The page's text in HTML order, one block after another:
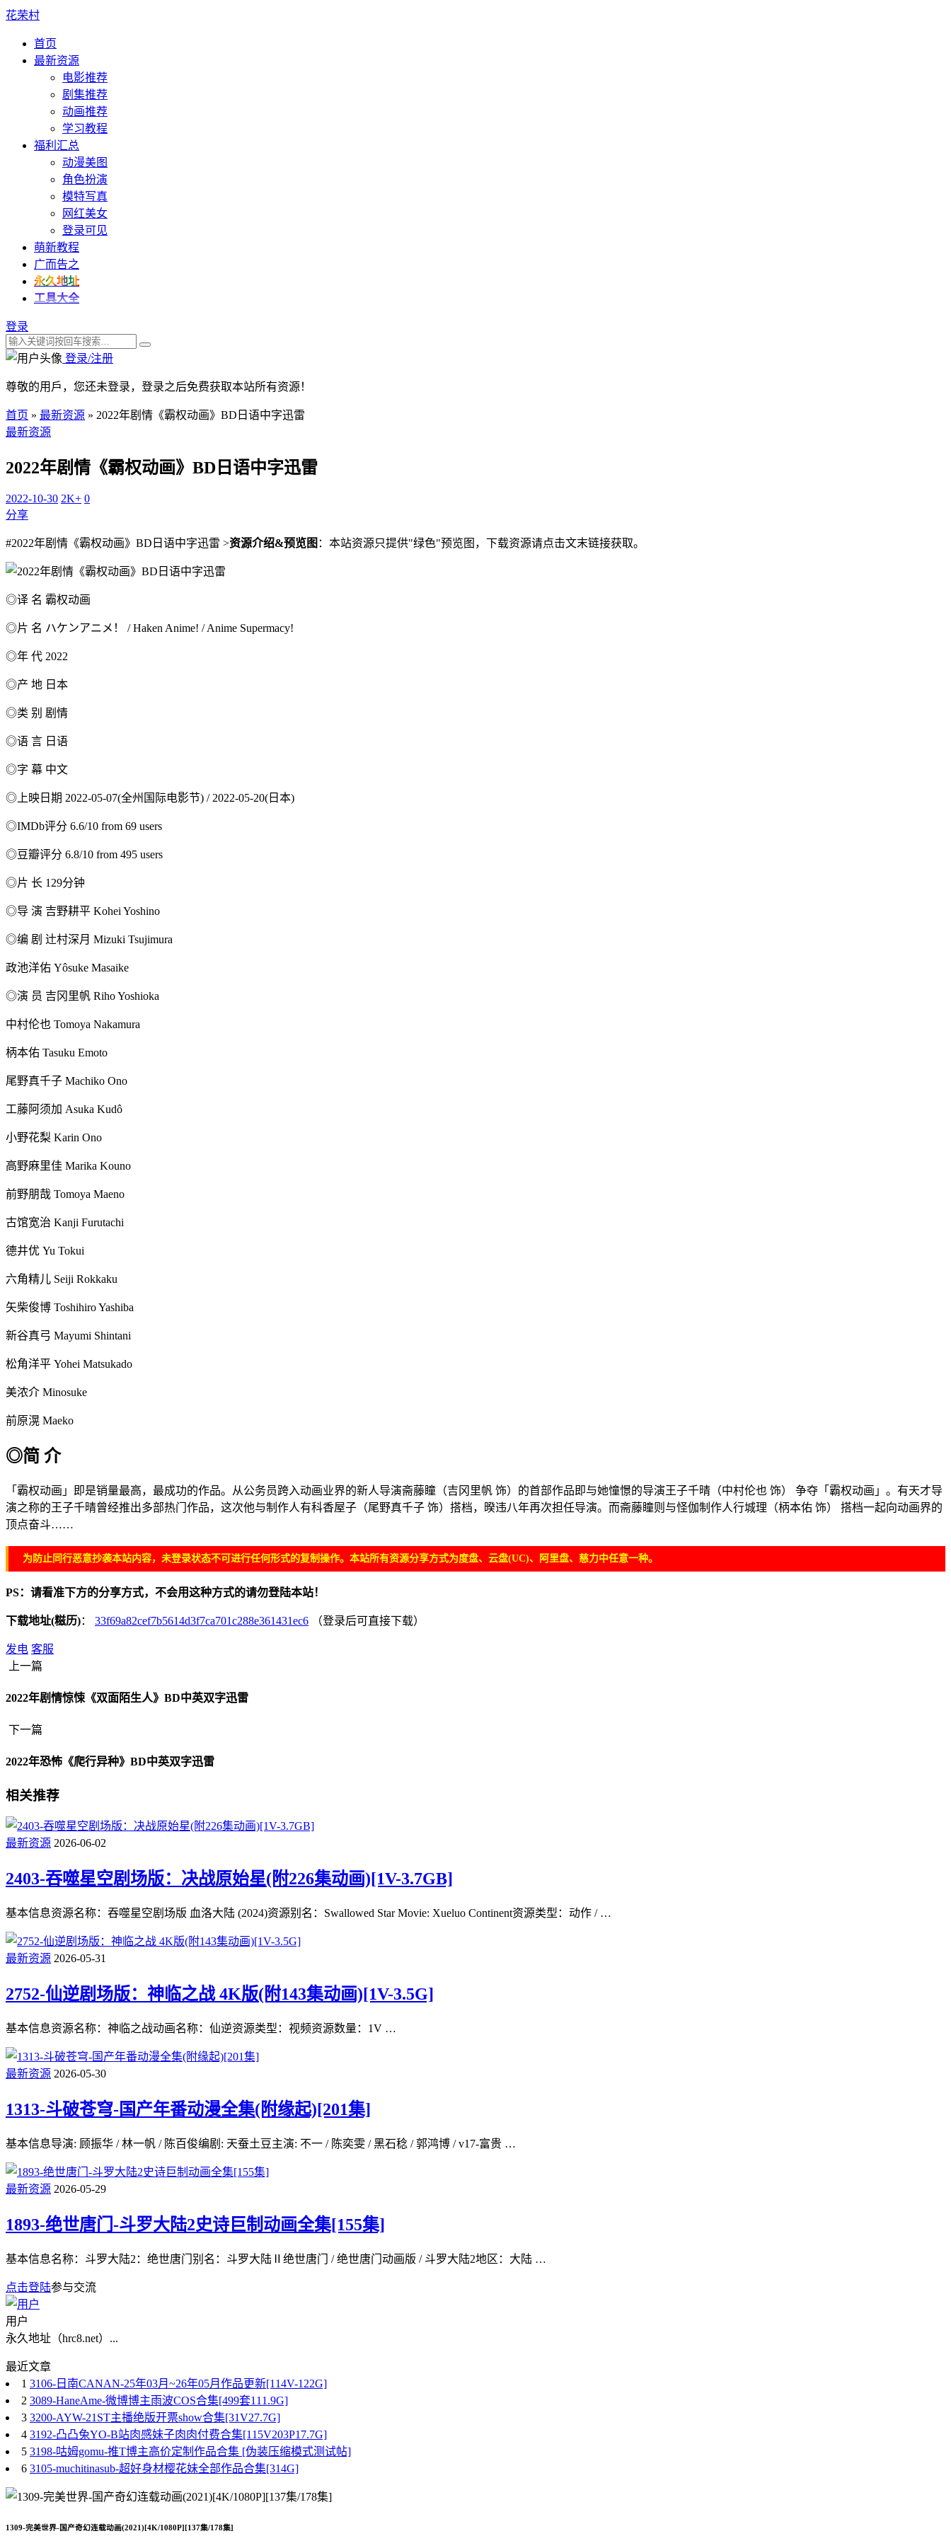
花荣村
首页
最新资源
电影推荐
剧集推荐
动画推荐
学习教程
福利汇总
动漫美图
角色扮演
模特写真
网红美女
登录可见
萌新教程
广而告之
永久地址
工具大全
登录
登录/注册
尊敬的用戶，您还未登录，登录之后免费获取本站所有资源！
首页 » 最新资源 » 2022年剧情《霸权动画》BD日语中字迅雷
最新资源
2022年剧情《霸权动画》BD日语中字迅雷
2022-10-30 2K+ 0
分享
#2022年剧情《霸权动画》BD日语中字迅雷 >资源介绍&预览图 ：本站资源只提供"绿色"预览图，下载资源请点击文末链接获取。
◎译 名 霸权动画
◎片 名 ハケンアニメ！ / Haken Anime! / Anime Supermacy!
◎年 代 2022
◎产 地 日本
◎类 别 剧情
◎语 言 日语
◎字 幕 中文
◎上映日期 2022-05-07(全州国际电影节) / 2022-05-20(日本)
◎IMDb评分 6.6/10 from 69 users
◎豆瓣评分 6.8/10 from 495 users
◎片 长 129分钟
◎导 演 吉野耕平 Kohei Yoshino
◎编 剧 辻村深月 Mizuki Tsujimura
政池洋佑 Yôsuke Masaike
◎演 员 吉冈里帆 Riho Yoshioka
中村伦也 Tomoya Nakamura
柄本佑 Tasuku Emoto
尾野真千子 Machiko Ono
工藤阿须加 Asuka Kudô
小野花梨 Karin Ono
高野麻里佳 Marika Kouno
前野朋哉 Tomoya Maeno
古馆宽治 Kanji Furutachi
德井优 Yu Tokui
六角精儿 Seiji Rokkaku
矢柴俊博 Toshihiro Yashiba
新谷真弓 Mayumi Shintani
松角洋平 Yohei Matsukado
美浓介 Minosuke
前原滉 Maeko
◎简 介
「霸权动画」即是销量最高，最成功的作品。从公务员跨入动画业界的新人导演斋藤瞳（吉冈里帆 饰）的首部作品即与她憧憬的导演王子千晴（中村伦也 饰） 争夺「霸权动画」。有天才导
演之称的王子千晴曾经推出多部热门作品，这次他与制作人有科香屋子（尾野真千子 饰）搭档，暌违八年再次担任导演。而斋藤瞳则与怪伽制作人行城理（柄本佑 饰） 搭档一起向动画界的
顶点奋斗……
为防止同行恶意抄袭本站内容，未登录状态不可进行任何形式的复制操作。本站所有资源分享方式为度盘、云盘(UC)、阿里盘、慈力中任意一种。
PS：请看准下方的分享方式，不会用这种方式的请勿登陆本站！
下载地址(糍历)： 33f69a82cef7b5614d3f7ca701c288e361431ec6 （登录后可直接下载）
发电 客服
上一篇
2022年剧情惊悚《双面陌生人》BD中英双字迅雷
下一篇
2022年恐怖《爬行异种》BD中英双字迅雷
相关推荐
最新资源 2026-06-02
2403-吞噬星空剧场版：决战原始星(附226集动画)[1V-3.7GB]
基本信息资源名称：吞噬星空剧场版 血洛大陆 (2024)资源别名：Swallowed Star Movie: Xueluo Continent资源类型：动作 / …
最新资源 2026-05-31
2752-仙逆剧场版：神临之战 4K版(附143集动画)[1V-3.5G]
基本信息资源名称：神临之战动画名称：仙逆资源类型：视频资源数量：1V …
最新资源 2026-05-30
1313-斗破苍穹-国产年番动漫全集(附缘起)[201集]
基本信息导演: 顾振华 / 林一帆 / 陈百俊编剧: 天蚕土豆主演: 不一 / 陈奕雯 / 黑石稔 / 郭鸿博 / v17-富贵 …
最新资源 2026-05-29
1893-绝世唐门-斗罗大陆2史诗巨制动画全集[155集]
基本信息名称：斗罗大陆2：绝世唐门别名：斗罗大陆Ⅱ绝世唐门 / 绝世唐门动画版 / 斗罗大陆2地区：大陆 …
点击登陆参与交流
用户
永久地址（hrc8.net）...
最近文章
1 3106-日南CANAN-25年03月~26年05月作品更新[114V-122G]
2 3089-HaneAme-微博博主雨波COS合集[499套111.9G]
3 3200-AYW-21ST主播绝版开票show合集[31V27.7G]
4 3192-凸凸兔YO-B站肉感妹子肉肉付费合集[115V203P17.7G]
5 3198-咕姆gomu-推T博主高价定制作品合集 [伪装压缩模式测试帖]
6 3105-muchitinasub-超好身材樱花妹全部作品合集[314G]
1309-完美世界-国产奇幻连载动画(2021)[4K/1080P][137集/178集]